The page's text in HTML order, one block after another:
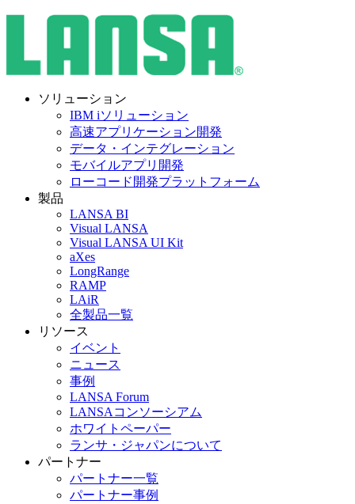
ソリューション
IBM iソリューション
高速アプリケーション開発
データ・インテグレーション
モバイルアプリ開発
ローコード開発プラットフォーム
製品
LANSA BI
Visual LANSA
Visual LANSA UI Kit
aXes
LongRange
RAMP
LAiR
全製品一覧
リソース
イベント
ニュース
事例
LANSA Forum
LANSAコンソーシアム
ホワイトペーパー
ランサ・ジャパンについて
パートナー
パートナー一覧
パートナー事例